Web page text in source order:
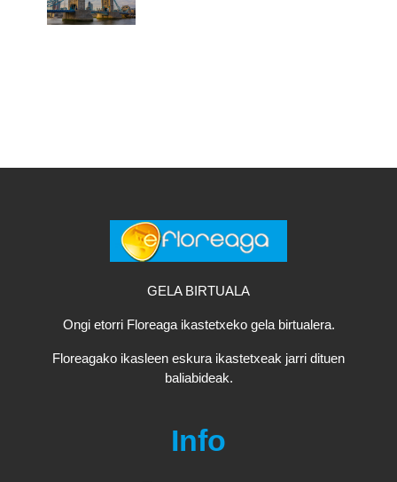
GELA BIRTUALA
Ongi etorri Floreaga ikastetxeko gela birtualera.
Floreagako ikasleen eskura ikastetxeak jarri dituen
baliabideak.
Info